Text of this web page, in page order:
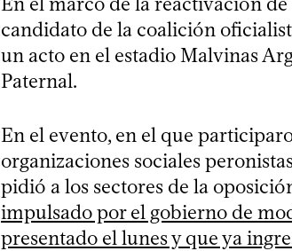
candidato de la coalición
un acto en el estadio Malvinas
Paternal.
En el evento, en el que
organizaciones sociales
pidió a los sectores de la
impulsado por el gobierno de
presentado el lunes y que ya